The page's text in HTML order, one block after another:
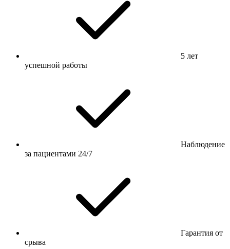
5 лет
успешной работы
Наблюдение
за пациентами 24/7
Гарантия от
срыва